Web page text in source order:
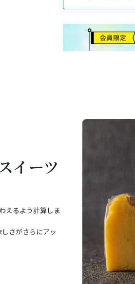
イーツ
えるよう計算しま
さがさらにアッ